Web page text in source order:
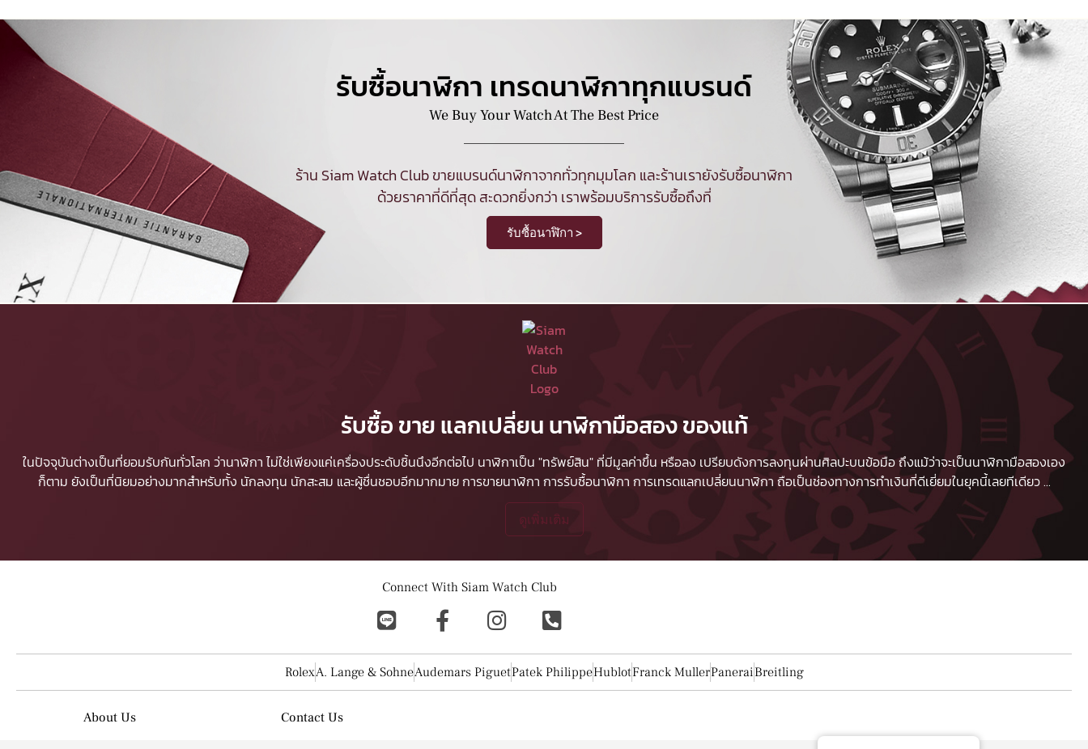
รับซื้อนาฬิกา เทรดนาฬิกาทุกแบรนด์
We Buy Your Watch At The Best Price
ร้าน Siam Watch Club ขายแบรนด์นาฬิกาจากทั่วทุกมุมโลก และร้านเรายังรับซื้อนาฬิกา
ด้วยราคาที่ดีที่สุด สะดวกยิ่งกว่า เราพร้อมบริการรับซื้อถึงที่
รับซื้อนาฬิกา >
รับซื้อ ขาย แลกเปลี่ยน นาฬิกามือสอง ของแท้
ในปัจจุบันต่างเป็นที่ยอมรับกันทั่วโลก ว่านาฬิกา ไม่ใช่เพียงแค่เครื่องประดับชิ้นนึงอีกต่อไป นาฬิกาเป็น "ทรัพย์สิน" ที่มีมูลค่าขึ้น หรือลง เปรียบดังการลงทุนผ่านศิลปะบนข้อมือ ถึงแม้ว่าจะเป็นนาฬิกามือสองเอง
ก็ตาม ยังเป็นที่นิยมอย่างมากสำหรับทั้ง นักลงทุน นักสะสม และผู้ชื่นชอบอีกมากมายการขายนาฬิกา การรับซื้อนาฬิกา การเทรดแลกเปลี่ยนนาฬิกา ถือเป็นช่องทางการทำเงินที่ดีเยี่ยมในยุคนี้เลยทีเดียว...
ดูเพิ่มเติม
Connect With Siam Watch Club
RolexA. Lange & SohneAudemars PiguetPatek PhilippeHublotFranck MullerPaneraiBreitling
About Us Contact Us